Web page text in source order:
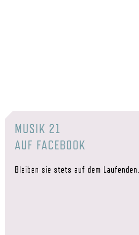
MUSIK 21
AUF FACEBOOK
Bleiben sie stets auf dem Laufenden.